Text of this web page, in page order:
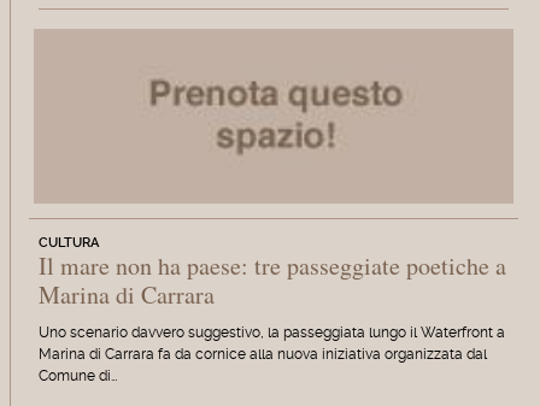
CULTURA
Il mare non ha paese: tre passeggiate poetiche a
Marina di Carrara
Uno scenario davvero suggestivo, la passeggiata lungo il Waterfront a
Marina di Carrara fa da cornice alla nuova iniziativa organizzata dal
Comune di…